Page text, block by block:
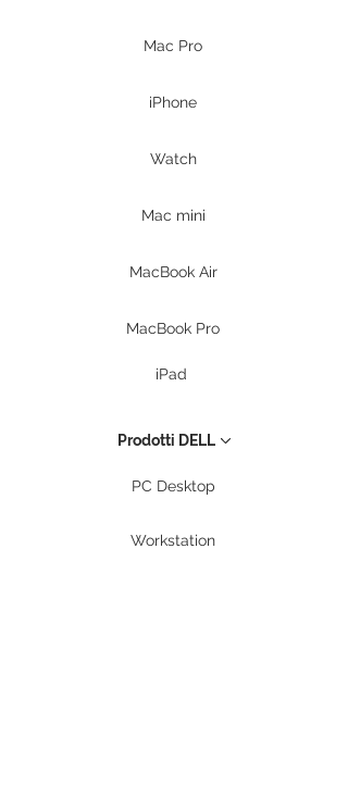
Mac Pro
iPhone
Watch
Mac mini
MacBook Air
MacBook Pro
iPad
Prodotti DELL
PC Desktop
Workstation